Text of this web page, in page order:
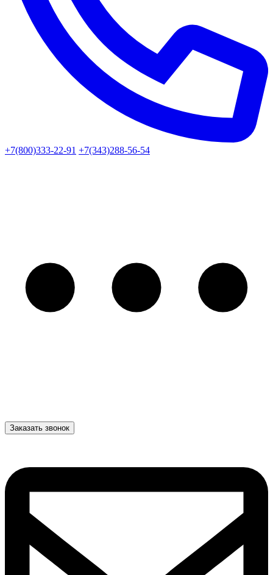
+7(800)333-22-91 +7(343)288-56-54
Заказать звонок